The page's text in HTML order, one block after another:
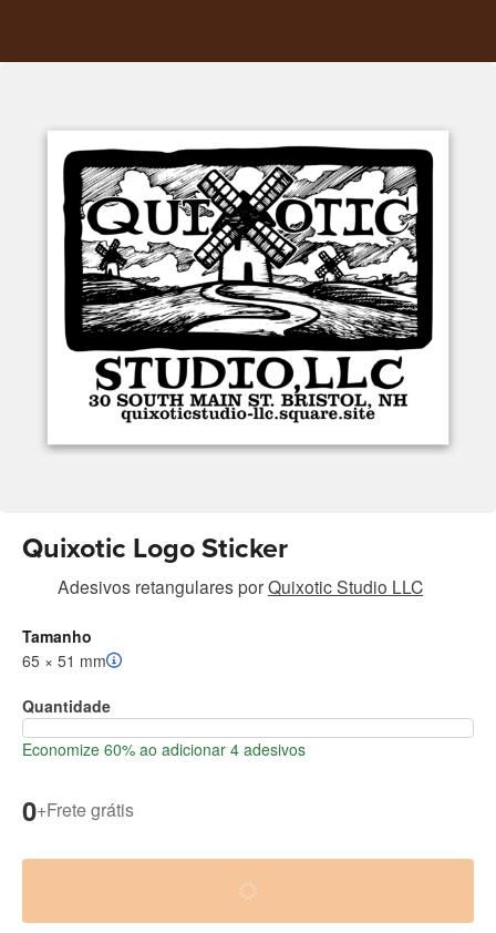
Quixotic Logo Sticker
Adesivos retangularesporQuixotic Studio LLC
Tamanho
65 × 51 mm
Quantidade
Economize 60% ao adicionar 4 adesivos
0+Frete grátis